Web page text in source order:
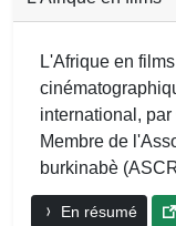
L'Afrique en
international,
Membre de
burkinabè
En résumé